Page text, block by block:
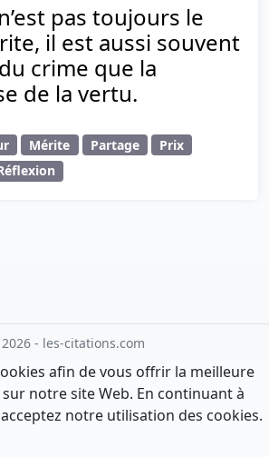
pas toujours le
il est aussi souvent
crime que la
de la vertu.
Mérite Partage
Prix
- les-citations.com
afin de vous offrir la meilleure
notre site Web. En continuant à
notre utilisation des cookies.